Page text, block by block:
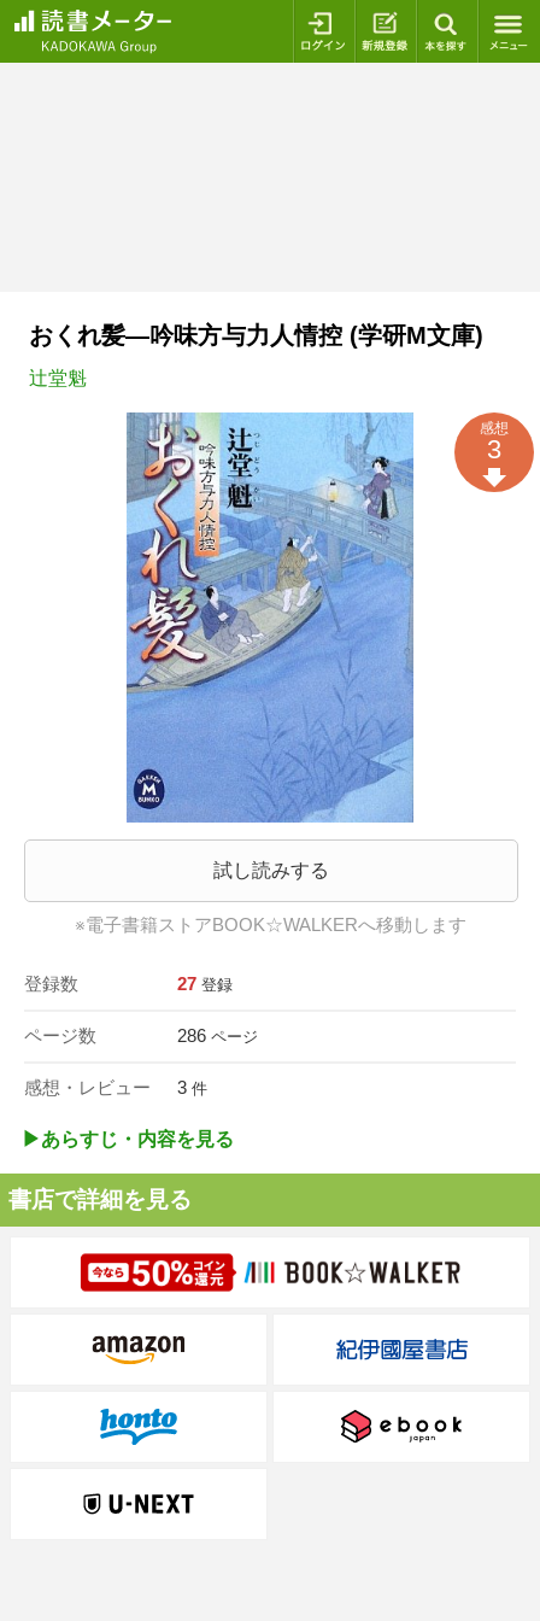
ログイン 新規登録
おくれ髪―吟味方与力人情控 (学研M文庫)
辻堂魁
試し読みする
※電子書籍ストアBOOK☆WALKERへ移動します
登録数 27 登録
ページ数 286 ページ
感想・レビュー 3 件
感想
3
▶︎あらすじ・内容を見る
書店で詳細を見る